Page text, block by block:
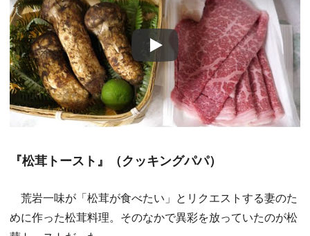
Play
『松茸トースト』（クッキングパパ）
荒岩一味が「松茸が食べたい」とリクエストする妻のた
めに作った松茸料理。そのなかで異彩を放っていたのが松